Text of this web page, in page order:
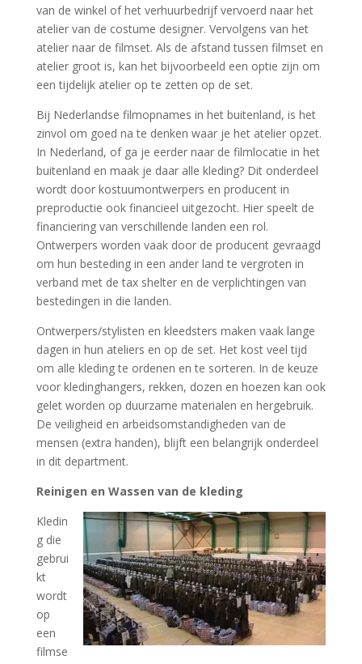
van de winkel of het verhuurbedrijf vervoerd naar het
atelier van de costume designer. Vervolgens van het
atelier naar de filmset. Als de afstand tussen filmset en
atelier groot is, kan het bijvoorbeeld een optie zijn om
een tijdelijk atelier op te zetten op de set.
Bij Nederlandse filmopnames in het buitenland, is het
zinvol om goed na te denken waar je het atelier opzet.
In Nederland, of ga je eerder naar de filmlocatie in het
buitenland en maak je daar alle kleding? Dit onderdeel
wordt door kostuumontwerpers en producent in
preproductie ook financieel uitgezocht. Hier speelt de
financiering van verschillende landen een rol.
Ontwerpers worden vaak door de producent gevraagd
om hun besteding in een ander land te vergroten in
verband met de tax shelter en de verplichtingen van
bestedingen in die landen.
Ontwerpers/stylisten en kleedsters maken vaak lange
dagen in hun ateliers en op de set. Het kost veel tijd
om alle kleding te ordenen en te sorteren. In de keuze
voor kledinghangers, rekken, dozen en hoezen kan ook
gelet worden op duurzame materialen en hergebruik.
De veiligheid en arbeidsomstandigheden van de
mensen (extra handen), blijft een belangrijk onderdeel
in dit department.
Reinigen en Wassen van de kleding
Kledin
g die
gebrui
kt
wordt
op
een
filmse